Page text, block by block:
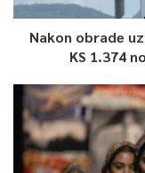
Nakon obrade
KS 1.374